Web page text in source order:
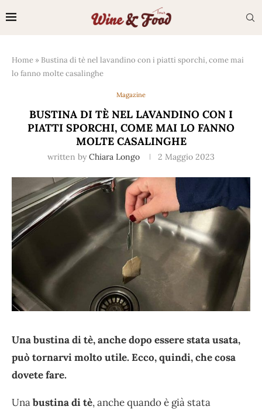
Home » Bustina di tè nel lavandino con i piatti sporchi, come mai
lo fanno molte casalinghe
Magazine
BUSTINA DI TÈ NEL LAVANDINO CON I
PIATTI SPORCHI, COME MAI LO FANNO
MOLTE CASALINGHE
written by Chiara Longo 2 Maggio 2023
Una bustina di tè, anche dopo essere stata usata,
può tornarvi molto utile. Ecco, quindi, che cosa
dovete fare.
Unabustina di tè, anche quando è già stata